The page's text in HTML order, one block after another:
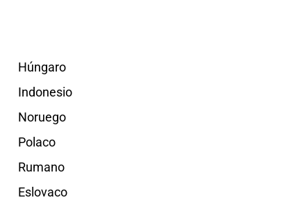
Húngaro
Indonesio
Noruego
Polaco
Rumano
Eslovaco